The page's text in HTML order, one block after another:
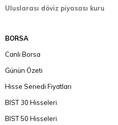
Uluslarası döviz piyasası kuru
BORSA
Canlı Borsa
Günün Özeti
Hisse Senedi Fiyatları
BIST 30 Hisseleri
BIST 50 Hisseleri